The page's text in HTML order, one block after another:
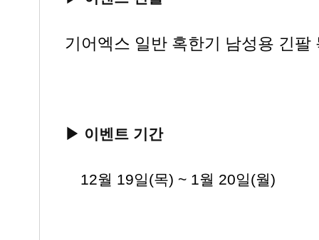
기어엑스 일반 혹한기 남성용 긴
▶ 이벤트 기간
12월 19일(목) ~ 1월 20일(월)